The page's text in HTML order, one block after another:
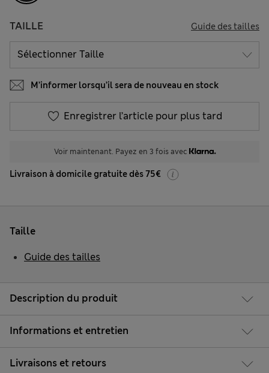
TAILLE Guide des tailles
M’informer lorsqu’il sera de nouveau en stock
Enregistrer l’article pour plus tard
Voir maintenant. Payez en 3 fois avec
Livraison à domicile gratuite dès 75€
Description du produit
Informations et entretien
Livraisons et retours
Taille
Guide des tailles